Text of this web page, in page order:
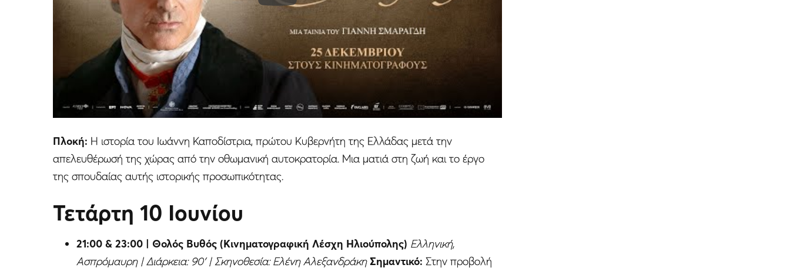
Πλοκή: Η ιστορία του Ιωάννη Καποδίστρια, πρώτου Κυβερνήτη της Ελλάδας μετά την
απελευθέρωσή της χώρας από την οθωμανική αυτοκρατορία. Μια ματιά στη ζωή και το έργο
της σπουδαίας αυτής ιστορικής προσωπικότητας.
Τετάρτη 10 Ιουνίου
21:00 & 23:00 | Θολός Βυθός (Κινηματογραφική Λέσχη Ηλιούπολης) Ελληνική,
Ασπρόμαυρη | Διάρκεια: 90′ | Σκηνοθεσία: Ελένη Αλεξανδράκη Σημαντικό: Στην προβολή